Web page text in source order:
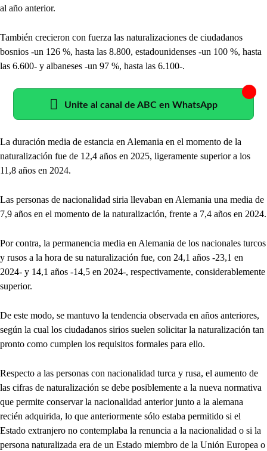
al año anterior.
También crecieron con fuerza las naturalizaciones de ciudadanos
bosnios -un 126 %, hasta las 8.800, estadounidenses -un 100 %, hasta
las 6.600- y albaneses -un 97 %, hasta las 6.100-.
Unite al canal de ABC en WhatsApp
La duración media de estancia en Alemania en el momento de la
naturalización fue de 12,4 años en 2025, ligeramente superior a los
11,8 años en 2024.
Las personas de nacionalidad siria llevaban en Alemania una media de
7,9 años en el momento de la naturalización, frente a 7,4 años en 2024.
Por contra, la permanencia media en Alemania de los nacionales turcos
y rusos a la hora de su naturalización fue, con 24,1 años -23,1 en
2024- y 14,1 años -14,5 en 2024-, respectivamente, considerablemente
superior.
De este modo, se mantuvo la tendencia observada en años anteriores,
según la cual los ciudadanos sirios suelen solicitar la naturalización tan
pronto como cumplen los requisitos formales para ello.
Respecto a las personas con nacionalidad turca y rusa, el aumento de
las cifras de naturalización se debe posiblemente a la nueva normativa
que permite conservar la nacionalidad anterior junto a la alemana
recién adquirida, lo que anteriormente sólo estaba permitido si el
Estado extranjero no contemplaba la renuncia a la nacionalidad o si la
persona naturalizada era de un Estado miembro de la Unión Europea o